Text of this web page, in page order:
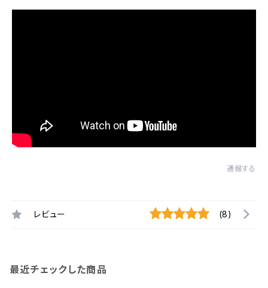
通報する
レビュー (8)
最近チェックした商品